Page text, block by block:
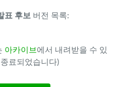
표 후보 버전 목록:
아카이브 에서 내려받을 수 있
료되었습니다)